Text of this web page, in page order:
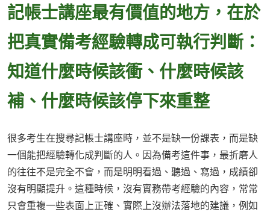
記帳士講座最有價值的地方，在於
把真實備考經驗轉成可執行判斷：
知道什麼時候該衝、什麼時候該
補、什麼時候該停下來重整
很多考生在搜尋記帳士講座時，並不是缺一份課表，而是缺
一個能把經驗轉化成判斷的人。因為備考這件事，最折磨人
的往往不是完全不會，而是明明看過、聽過、寫過，成績卻
沒有明顯提升。這種時候，沒有實務帶考經驗的內容，常常
只會重複一些表面上正確、實際上沒辦法落地的建議，例如